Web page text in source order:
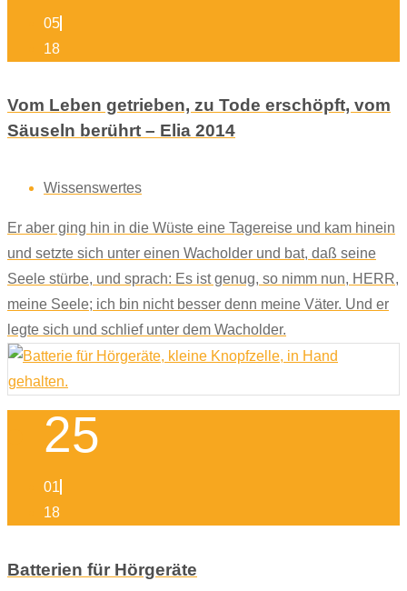
05
18
Vom Leben getrieben, zu Tode erschöpft, vom
Säuseln berührt – Elia 2014
Wissenswertes
Er aber ging hin in die Wüste eine Tagereise und kam hinein
und setzte sich unter einen Wacholder und bat, daß seine
Seele stürbe, und sprach: Es ist genug, so nimm nun, HERR,
meine Seele; ich bin nicht besser denn meine Väter. Und er
legte sich und schlief unter dem Wacholder.
25
01
18
Batterien für Hörgeräte